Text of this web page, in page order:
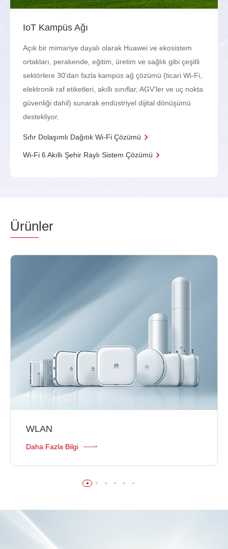
IoT Kampüs Ağı
Açık bir mimariye dayalı olarak Huawei ve ekosistem
ortakları, perakende, eğitim, üretim ve sağlık gibi çeşitli
sektörlere 30'dan fazla kampüs ağ çözümü (ticari Wi-Fi,
elektronik raf etiketleri, akıllı sınıflar, AGV'ler ve uç nokta
güvenliği dahil) sunarak endüstriyel dijital dönüşümü
destekliyor.
Sıfır Dolaşımlı Dağıtık Wi-Fi Çözümü
Wi-Fi 6 Akıllı Şehir Raylı Sistem Çözümü
Ürünler
WLAN
Daha Fazla Bilgi